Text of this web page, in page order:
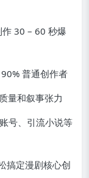
30 – 60 秒爆
普通创作者
量和叙事张力
号、引流小说等
搞定漫剧核心创